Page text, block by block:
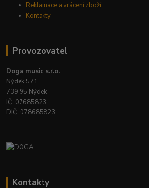
Reklamace a vrácení zboží
Kontakty
Provozovatel
Doga music s.r.o.
Nýdek 571
739 95 Nýdek
IČ: 07685823
DIČ: 078685823
Kontakty